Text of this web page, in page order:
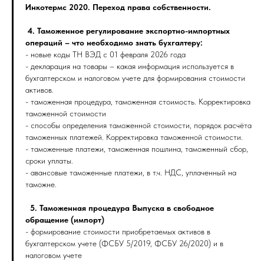
Инкотермс 2020. Переход права собственности.
4. Таможенное регулирование экспортно-импортных
операций – что необходимо знать бухгалтеру:
- новые коды ТН ВЭД с 01 февраля 2026 года
- декларация на товары – какая информация используется в
бухгалтерском и налоговом учете для формирования стоимости
активов.
- таможенная процедура, таможенная стоимость. Корректировка
таможенной стоимости
- способы определения таможенной стоимости, порядок расчёта
таможенных платежей. Корректировка таможенной стоимости.
- таможенные платежи, таможенная пошлина, таможенный сбор,
сроки уплаты.
- авансовые таможенные платежи, в т.ч. НДС, уплаченный на
таможне.
5. Таможенная процедура Выпуска в свободное
обращение (импорт)
- формирование стоимости приобретаемых активов в
бухгалтерском учете (ФСБУ 5/2019, ФСБУ 26/2020) и в
налоговом учете